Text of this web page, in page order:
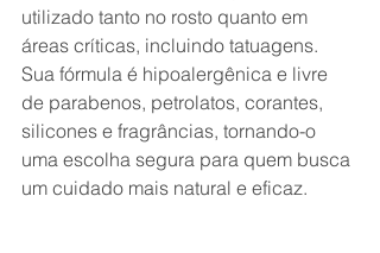
utilizado tanto no rosto quanto em
áreas críticas, incluindo tatuagens.
Sua fórmula é hipoalergênica e livre
de parabenos, petrolatos, corantes,
silicones e fragrâncias, tornando-o
uma escolha segura para quem busca
um cuidado mais natural e eficaz.